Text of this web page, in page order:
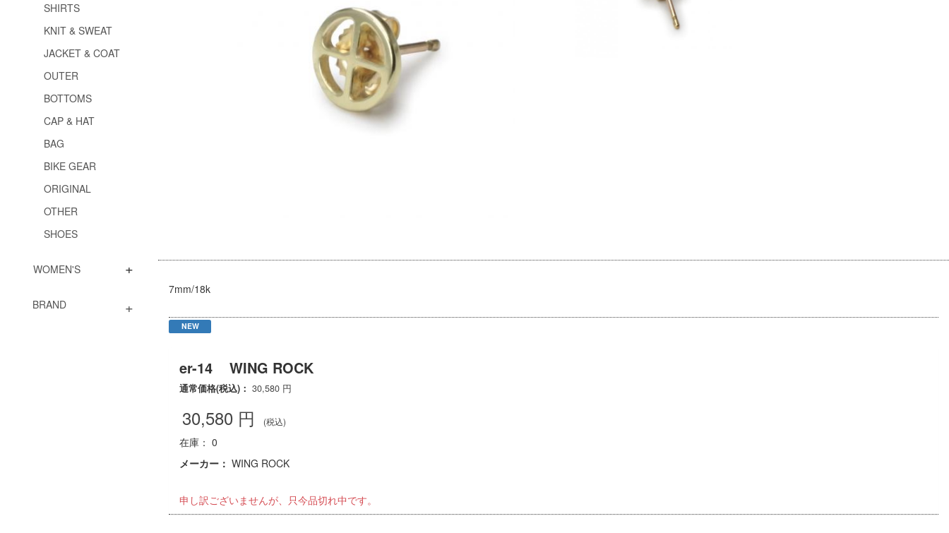
7mm/18k
NEW
er-14 WING ROCK
通常価格(税込)： 30,580 円
30,580 円 (税込)
在庫： 0
メーカー： WING ROCK
申し訳ございませんが、只今品切れ中です。
SHIRTS
KNIT & SWEAT
JACKET & COAT
OUTER
BOTTOMS
CAP & HAT
BAG
BIKE GEAR
ORIGINAL
OTHER
SHOES
WOMEN'S +
BRAND +